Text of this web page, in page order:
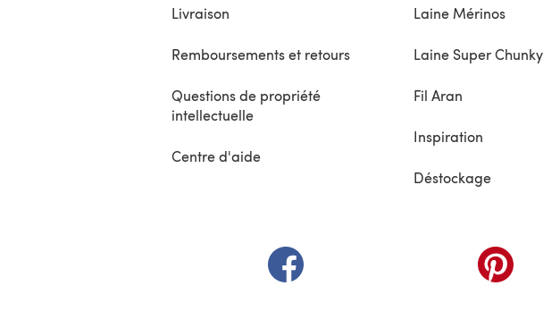
Livraison
Remboursements et retours
Questions de propriété
intellectuelle
Centre d'aide
Laine Mérinos
Laine Super Chunky
Fil Aran
Inspiration
Déstockage
(s'ouvre dans un nouvel onglet)